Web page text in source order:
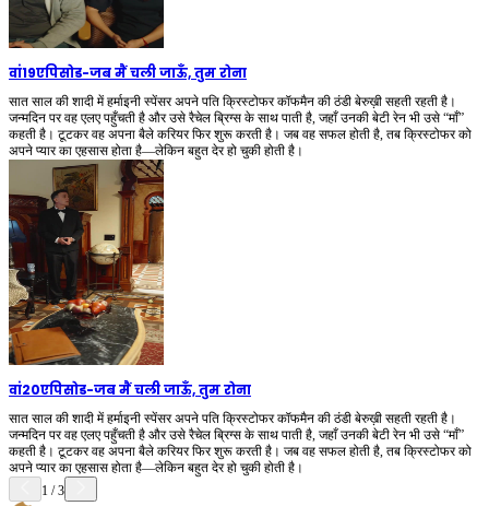
वां19एपिसोड-जब मैं चली जाऊँ, तुम रोना
सात साल की शादी में हर्माइनी स्पेंसर अपने पति क्रिस्टोफर कॉफमैन की ठंडी बेरुख़ी सहती रहती है।
जन्मदिन पर वह एलए पहुँचती है और उसे रैचेल ब्रिग्स के साथ पाती है, जहाँ उनकी बेटी रेन भी उसे “माँ”
कहती है। टूटकर वह अपना बैले करियर फिर शुरू करती है। जब वह सफल होती है, तब क्रिस्टोफर को
अपने प्यार का एहसास होता है—लेकिन बहुत देर हो चुकी होती है।
वां20एपिसोड-जब मैं चली जाऊँ, तुम रोना
सात साल की शादी में हर्माइनी स्पेंसर अपने पति क्रिस्टोफर कॉफमैन की ठंडी बेरुख़ी सहती रहती है।
जन्मदिन पर वह एलए पहुँचती है और उसे रैचेल ब्रिग्स के साथ पाती है, जहाँ उनकी बेटी रेन भी उसे “माँ”
कहती है। टूटकर वह अपना बैले करियर फिर शुरू करती है। जब वह सफल होती है, तब क्रिस्टोफर को
अपने प्यार का एहसास होता है—लेकिन बहुत देर हो चुकी होती है।
1 /3